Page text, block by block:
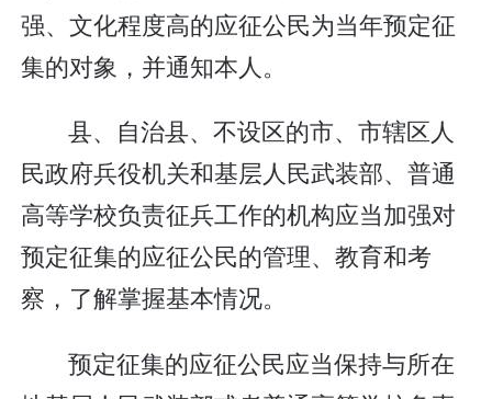
强、文化程度高的应征公民为当年预定征
集的对象，并通知本人。
县、自治县、不设区的市、市辖区人
民政府兵役机关和基层人民武装部、普通
高等学校负责征兵工作的机构应当加强对
预定征集的应征公民的管理、教育和考
察，了解掌握基本情况。
预定征集的应征公民应当保持与所在